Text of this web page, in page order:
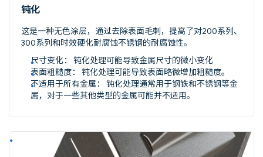
钝化
这是一种无色涂层，通过去除表面毛刺，提高了对200系列、
300系列和时效硬化耐腐蚀不锈钢的耐腐蚀性。
尺寸变化： 钝化处理可能导致金属尺寸的微小变化
表面粗糙度： 钝化处理可能导致表面略微增加粗糙度。
不适用于所有金属： 钝化处理通常用于钢铁和不锈钢等金
属，对于一些其他类型的金属可能并不适用。